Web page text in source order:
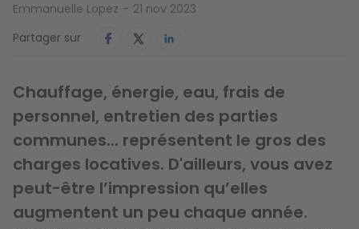
Emmanuelle Lopez
21 nov 2023
Partager sur
Chauffage, énergie, eau, frais de
personnel, entretien des parties
communes... représentent le gros des
charges locatives. D'ailleurs, vous avez
peut-être l’impression qu’elles
augmentent un peu chaque année.